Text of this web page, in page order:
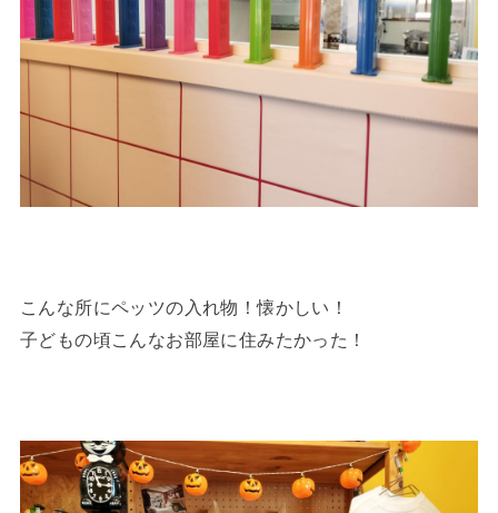
こんな所にペッツの入れ物！懐かしい！
子どもの頃こんなお部屋に住みたかった！